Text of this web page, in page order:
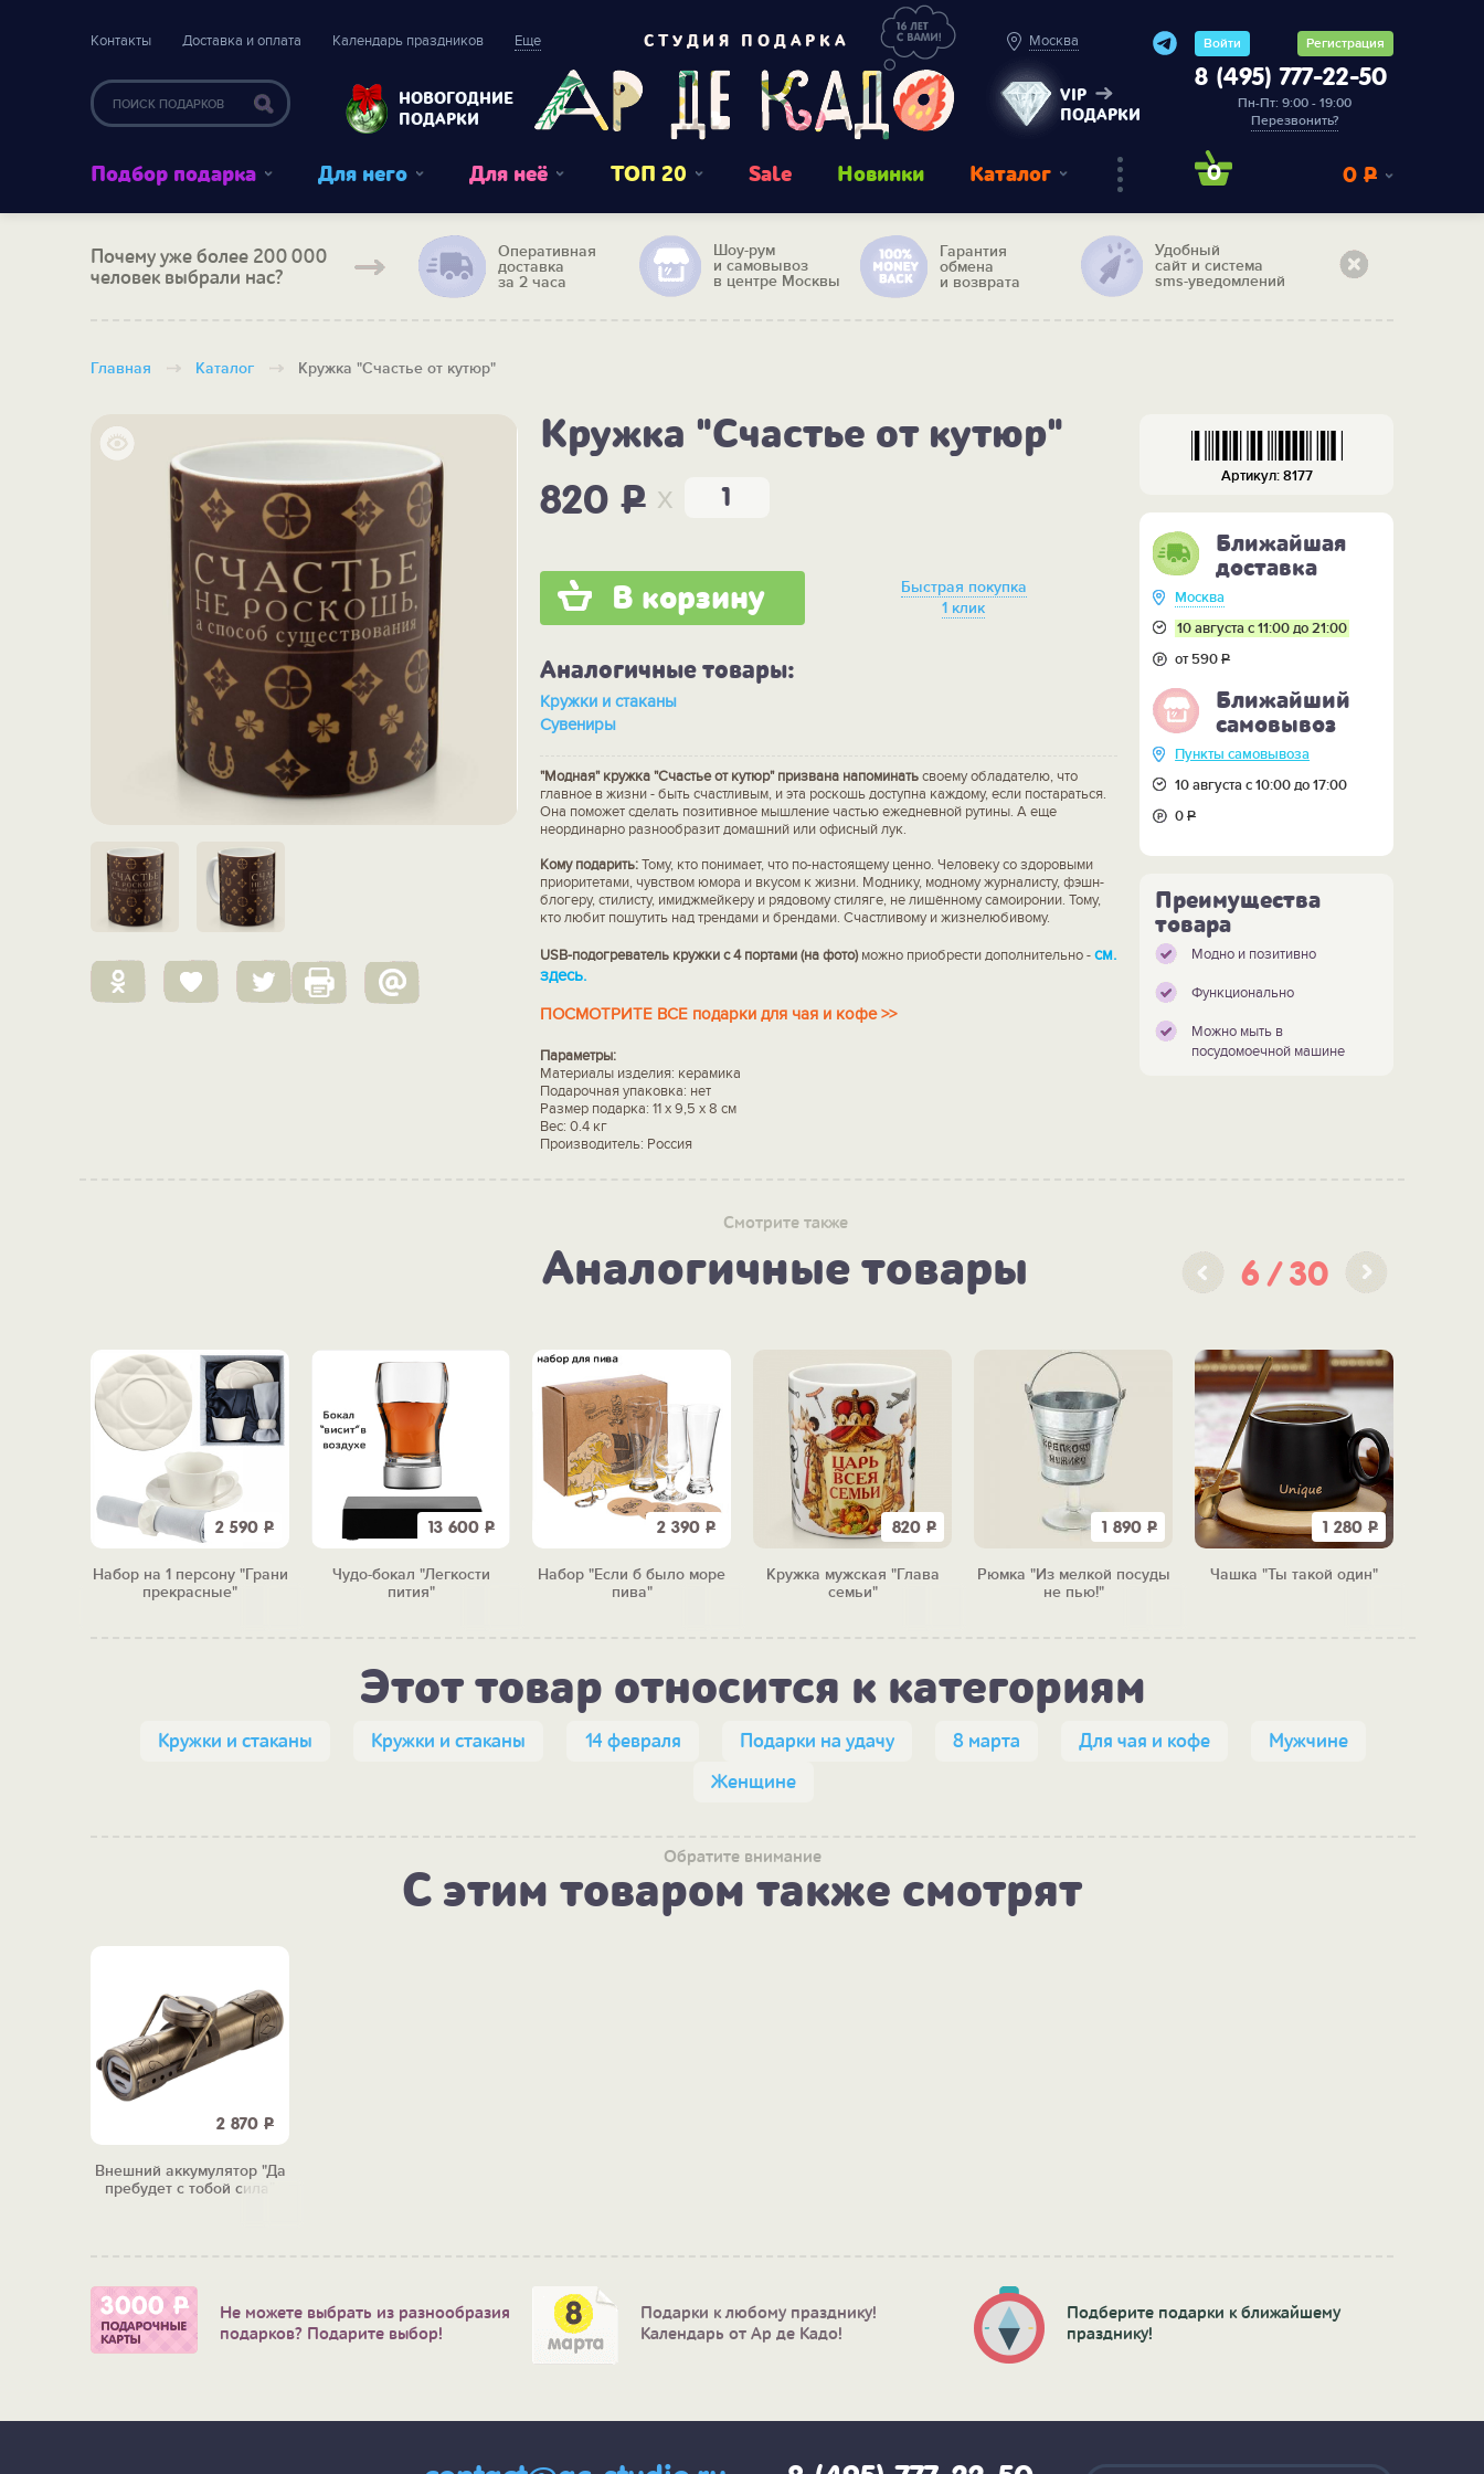
Контакты Доставка и оплата Календарь праздников Еще
НОВОГОДНИЕ
ПОДАРКИ
СТУДИЯ ПОДАРКА Москва
VIP
ПОДАРКИ
Войти Регистрация
8 (495) 777-22-50
Пн-Пт: 9:00 - 19:00
Перезвонить?
Подбор подарка Для него Для неё ТОП 20 Sale Новинки Каталог 0 0 Р
Почему уже более 200 000
человек выбрали нас?
Оперативная
доставка
за 2 часа
Шоу-рум
и самовывоз
в центре Москвы
Гарантия
обмена
и возврата
Удобный
сайт и система
sms-уведомлений
Главная Каталог Кружка "Счастье от кутюр"
Кружка "Счастье от кутюр"
820P x
В корзину
Быстрая покупка
1 клик
Аналогичные товары:
Кружки и стаканы
Сувениры
"Модная" кружка "Счастье от кутюр" призвана напоминатьсвоему обладателю, что
главное в жизни - быть счастливым, и эта роскошь доступна каждому, если постараться.
Она поможет сделать позитивное мышление частью ежедневной рутины. А еще
неординарно разнообразит домашний или офисный лук.
Кому подарить:Тому, кто понимает, что по-настоящему ценно. Человеку со здоровыми
приоритетами, чувством юмора и вкусом к жизни. Моднику, модному журналисту, фэшн-
блогеру, стилисту, имиджмейкеру и рядовому стиляге, не лишённому самоиронии. Тому,
кто любит пошутить над трендами и брендами. Счастливому и жизнелюбивому.
USB-подогреватель кружки с 4 портами (на фото)можно приобрести дополнительно -см.
здесь.
ПОСМОТРИТЕ ВСЕ подарки для чая и кофе >>
Параметры:
Материалы изделия: керамика
Подарочная упаковка: нет
Размер подарка: 11 х 9,5 х 8 см
Вес: 0.4 кг
Производитель: Россия
Артикул: 8177
Ближайшая
доставка
Москва
10 августа с 11:00 до 21:00
от 590Р
Ближайший
самовывоз
Пункты самовывоза
10 августа с 10:00 до 17:00
0Р
Преимущества
товара
Модно и позитивно
Функционально
Можно мыть в
посудомоечной машине
Смотрите также
Аналогичные товары 6 30
2 590 Р
Набор на 1 персону "Грани
прекрасные"
13 600 Р
Чудо-бокал "Легкости
пития"
2 390 Р
Набор "Если б было море
пива"
820 Р
Кружка мужская "Глава
семьи"
1 890 Р
Рюмка "Из мелкой посуды
не пью!"
1 280 Р
Чашка "Ты такой один"
Этот товар относится к категориям
Кружки и стаканы Кружки и стаканы 14 февраля Подарки на удачу 8 марта Для чая и кофе
Мужчине
Женщине
Обратите внимание
С этим товаром также смотрят
2 870 Р
Внешний аккумулятор "Да
пребудет с тобой сила"
Не можете выбрать из разнообразия
подарков? Подарите выбор!
Подарки к любому празднику!
Календарь от Ар де Кадо!
Подберите подарки к ближайшему
празднику!